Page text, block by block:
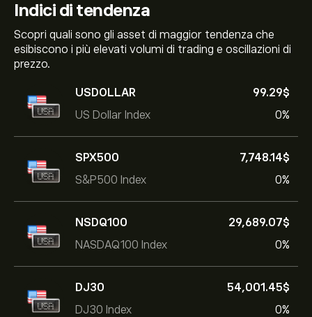
Indici di tendenza
Scopri quali sono gli asset di maggior tendenza che
esibiscono i più elevati volumi di trading e oscillazioni di
prezzo.
USDOLLAR
US Dollar Index
99.29‎$‎
0%
SPX500
S&P500 Index
7,748.14‎$‎
0%
NSDQ100
NASDAQ100 Index
29,689.07‎$‎
0%
DJ30
DJ30 Index
54,001.45‎$‎
0%